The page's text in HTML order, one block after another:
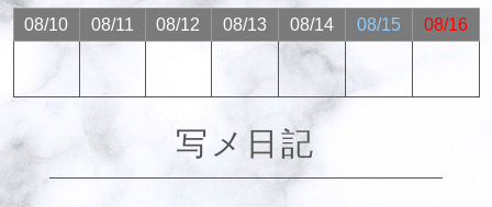
08/10 08/11 08/12 08/13 08/14 08/15 08/16
写メ日記